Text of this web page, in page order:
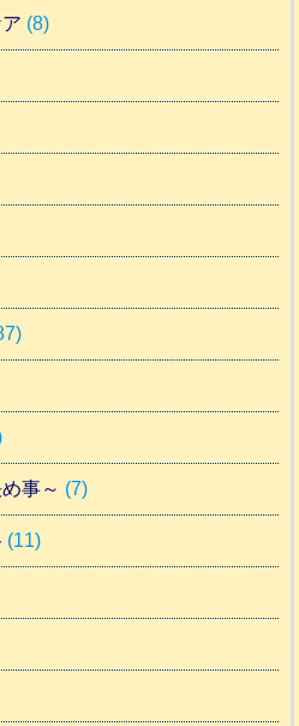
(8)
事～ (7)
(11)